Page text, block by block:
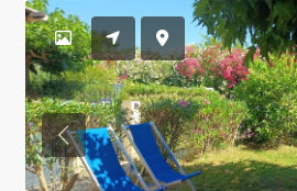
Previous